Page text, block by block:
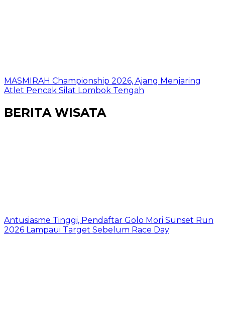
MASMIRAH Championship 2026, Ajang Menjaring
Atlet Pencak Silat Lombok Tengah
BERITA WISATA
Antusiasme Tinggi, Pendaftar Golo Mori Sunset Run
2026 Lampaui Target Sebelum Race Day